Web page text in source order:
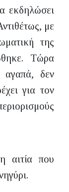
εκδηλώσει
με
της
Τώρα
αγαπά, δεν
για τον
αιτία που